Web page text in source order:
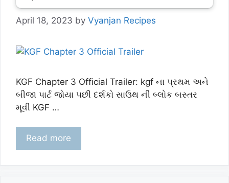
April 18, 2023 by Vyanjan Recipes
KGF Chapter 3 Official Trailer: kgf ના પ્રથમ અને
બીજા પાર્ટ જોયા પછી દર્શકો સાઉથ ની બ્લોક બસ્તર
મૂવી KGF …
Read more